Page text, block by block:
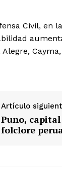
Civil, en
Artículo
Puno,
folclore